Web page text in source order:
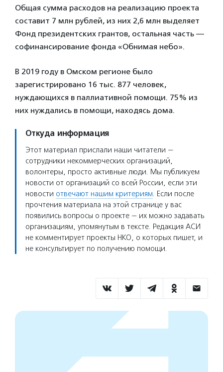
Общая сумма расходов на реализацию проекта
составит 7 млн рублей, из них 2,6 млн выделяет
Фонд президентских грантов, остальная часть —
софинансирование фонда «Обнимая небо».
В 2019 году в Омском регионе было
зарегистрировано 16 тыс. 877 человек,
нуждающихся в паллиативной помощи. 75% из
них нуждались в помощи, находясь дома.
Откуда информация
Этот материал прислали наши читатели —
сотрудники некоммерческих организаций,
волонтеры, просто активные люди. Мы публикуем
новости от организаций со всей России, если эти
новости отвечают нашим критериям. Если после
прочтения материала на этой странице у вас
появились вопросы о проекте — их можно задавать
организациям, упомянутым в тексте. Редакция АСИ
не комментирует проекты НКО, о которых пишет, и
не консультирует по получению помощи.